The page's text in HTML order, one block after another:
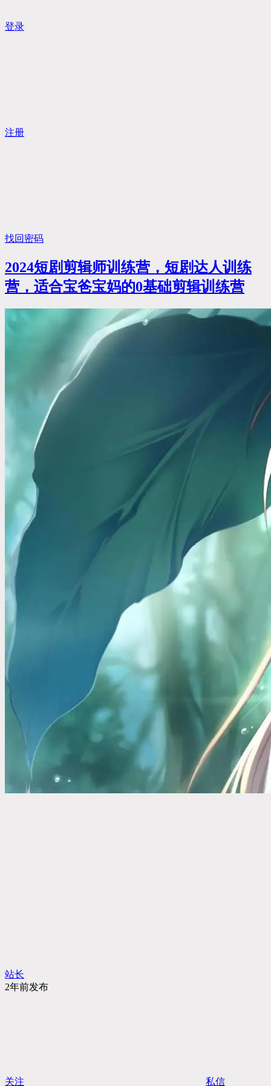
登录
注册
找回密码
2024短剧剪辑师训练营，短剧达人训练
营，适合宝爸宝妈的0基础剪辑训练营
站长
2年前发布
关注 私信